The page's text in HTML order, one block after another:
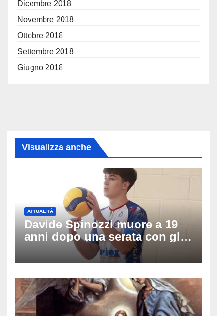
Dicembre 2018
Novembre 2018
Ottobre 2018
Settembre 2018
Giugno 2018
Visualizza anche
ATTUALITÀ
Davide Spinozzi muore a 19
anni dopo una serata con gli
amici: il mistero dello
schianto senza frenata